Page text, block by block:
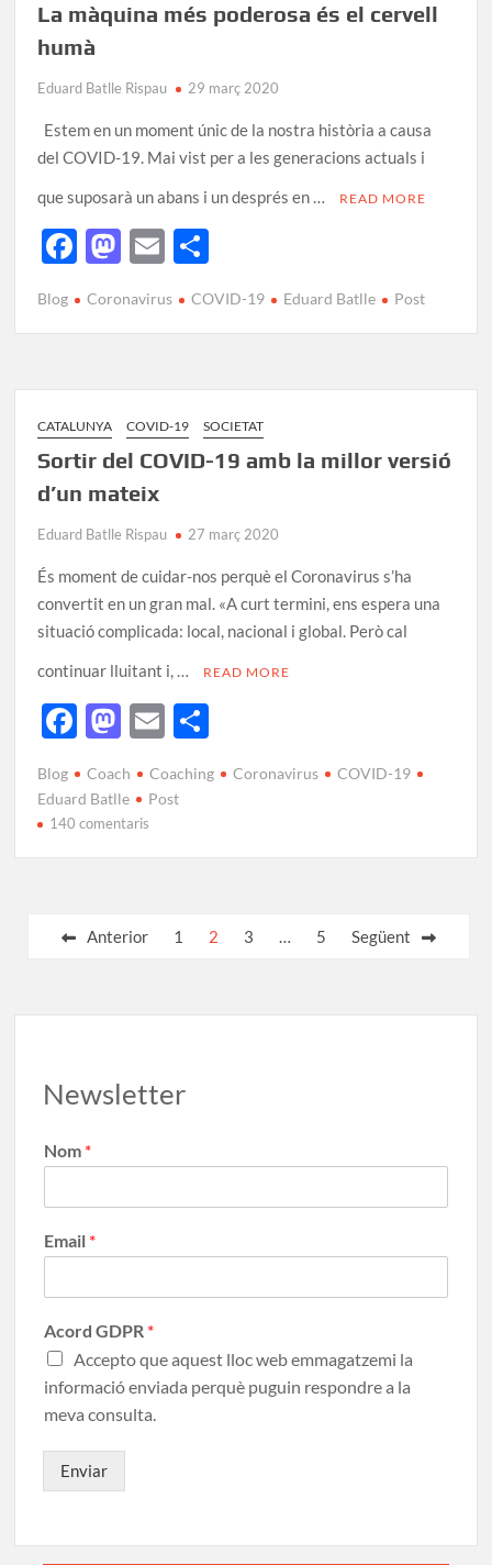
La màquina més poderosa és el cervell
humà
Eduard Batlle Rispau 29 març 2020
Estem en un moment únic de la nostra història a causa
del COVID-19. Mai vist per a les generacions actuals i
que suposarà un abans i un després en …
READ MORE
F
e
o
o
k
M
to
o
n
E
ail m
ar
te
ix
Blog Coronavirus COVID-19 Eduard Batlle Post
CATALUNYA COVID-19 SOCIETAT
Sortir del COVID-19 amb la millor versió
d’un mateix
Eduard Batlle Rispau 27 març 2020
És moment de cuidar-nos perquè el Coronavirus s’ha
convertit en un gran mal. «A curt termini, ens espera una
situació complicada: local, nacional i global. Però cal
continuar lluitant i, …
READ MORE
F
e
b
o
k
M
to
d
o
E
ail m
ar
ix
Blog Coach Coaching Coronavirus
COVID-19
Eduard Batlle
Post
140 comentaris
Anterior 1 2 3 5 Següent
Newsletter
Nom *
Email *
Acord GDPR *
Accepto que aquest lloc web emmagatzemi la
informació enviada perquè puguin respondre a la
meva consulta.
Enviar